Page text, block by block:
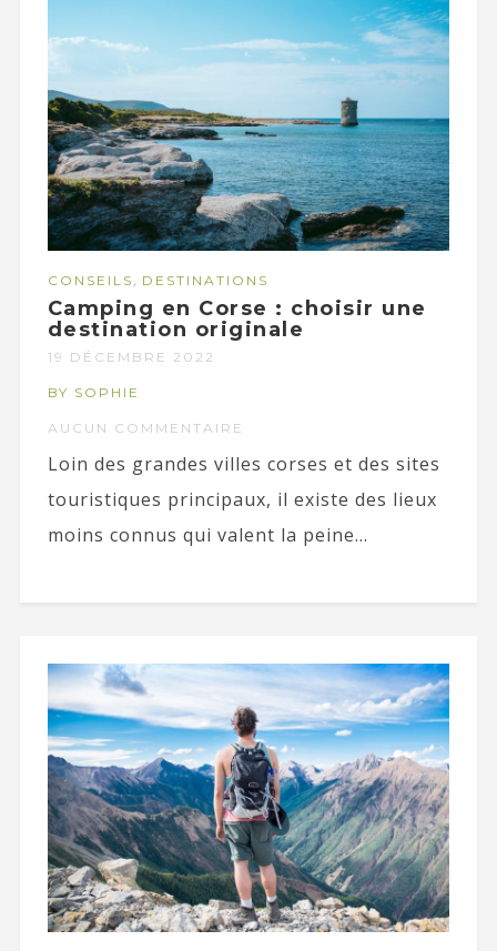
CONSEILS , DESTINATIONS
Camping en Corse : choisir une
destination originale
19 DÉCEMBRE 2022
BY SOPHIE
AUCUN COMMENTAIRE
Loin des grandes villes corses et des sites
touristiques principaux, il existe des lieux
moins connus qui valent la peine...